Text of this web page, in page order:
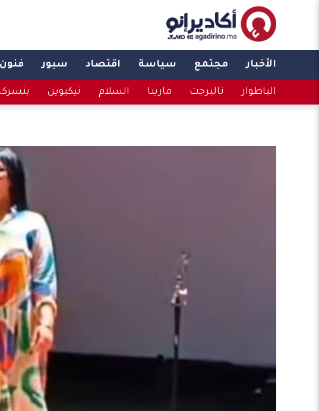
الأخبار مجتمع سياسة اقتصاد سبور فنون
الباطوار تالبرجت مارينا السلام تيكيوين